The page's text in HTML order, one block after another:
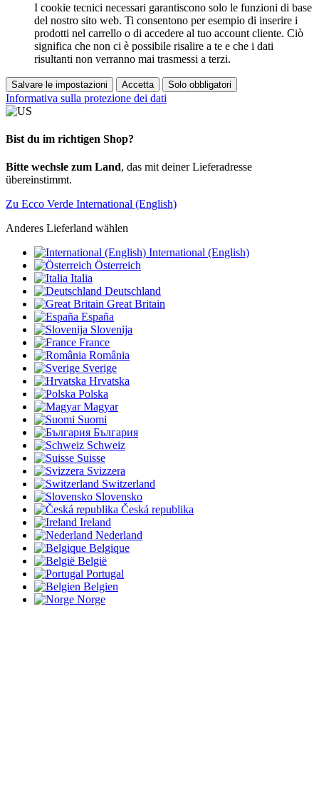
I cookie tecnici necessari garantiscono solo le funzioni di base
del nostro sito web. Ti consentono per esempio di inserire i
prodotti nel carrello o di accedere al tuo account cliente. Ciò
significa che non ci è possibile risalire a te e che i dati
risultanti non verranno mai trasmessi a terzi.
Salvare le impostazioni Accetta Solo obbligatori
Informativa sulla protezione dei dati
Bist du im richtigen Shop?
Bitte wechsle zum Land, das mit deiner Lieferadresse
übereinstimmt.
Zu Ecco Verde International (English)
Anderes Lieferland wählen
International (English)
Österreich
Italia
Deutschland
Great Britain
España
Slovenija
France
România
Sverige
Hrvatska
Polska
Magyar
Suomi
България
Schweiz
Suisse
Svizzera
Switzerland
Slovensko
Česká republika
Ireland
Nederland
Belgique
België
Portugal
Belgien
Norge